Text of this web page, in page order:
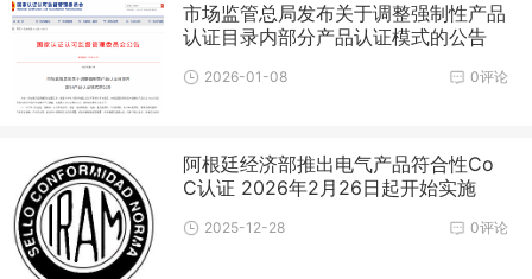
市场监管总局发布关于调整强制性产品
认证目录内部分产品认证模式的公告
0评论
2026-01-08
阿根廷经济部推出电气产品符合性Co
C认证 2026年2月26日起开始实施
0评论
2025-12-28